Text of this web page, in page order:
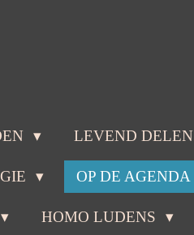
LEVEND DELEN
OP DE AGENDA
HOMO LUDENS